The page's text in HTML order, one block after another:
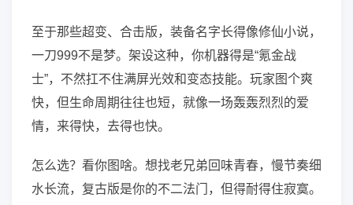
至于那些超变、合击版，装备名字长得像修仙小说，
一刀999不是梦。架设这种，你机器得是“氪金战
士”，不然扛不住满屏光效和变态技能。玩家图个爽
快，但生命周期往往也短，就像一场轰轰烈烈的爱
情，来得快，去得也快。
怎么选？看你图啥。想找老兄弟回味青春，慢节奏细
水长流，复古版是你的不二法门，但得耐得住寂寞。